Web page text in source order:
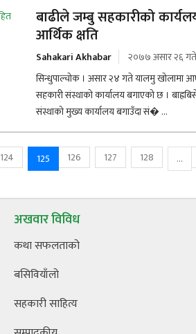
बाढीले जम्बु सहकारीको
आर्थिक क्षति
Sahakari Akhabar
२०७७ असार २६ गते
सिन्धुपाल्चोक । असार २४ गते यालमु खोलामा
सहकारी संस्थाको कार्यालय बगाएको छ ।
संस्थाको मुख्य कार्यालय बगाउँदा सं� ...
124 125 126 127 128 ...
अखवार विविध
कथा सफलताको
बसिवियाँलो
सहकारी साहित्य